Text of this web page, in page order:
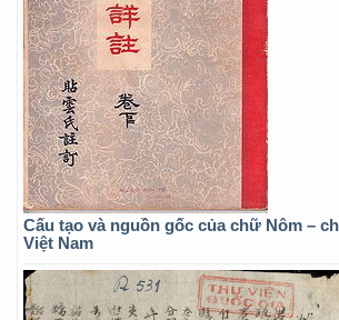
Cấu tạo và nguồn gốc của chữ Nôm –
Việt Nam